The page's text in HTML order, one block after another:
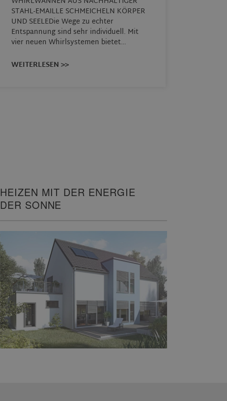
STAHL-EMAILLE SCHMEICHELN KÖRPER
UND SEELEDie Wege zu echter
Entspannung sind sehr individuell. Mit
vier neuen Whirlsystemen bietet…
WEITERLESEN >>
HEIZEN MIT DER ENERGIE
DER SONNE